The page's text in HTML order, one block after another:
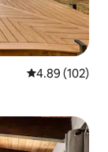
औसत रेटिंग 5 में से
4.89 (102)